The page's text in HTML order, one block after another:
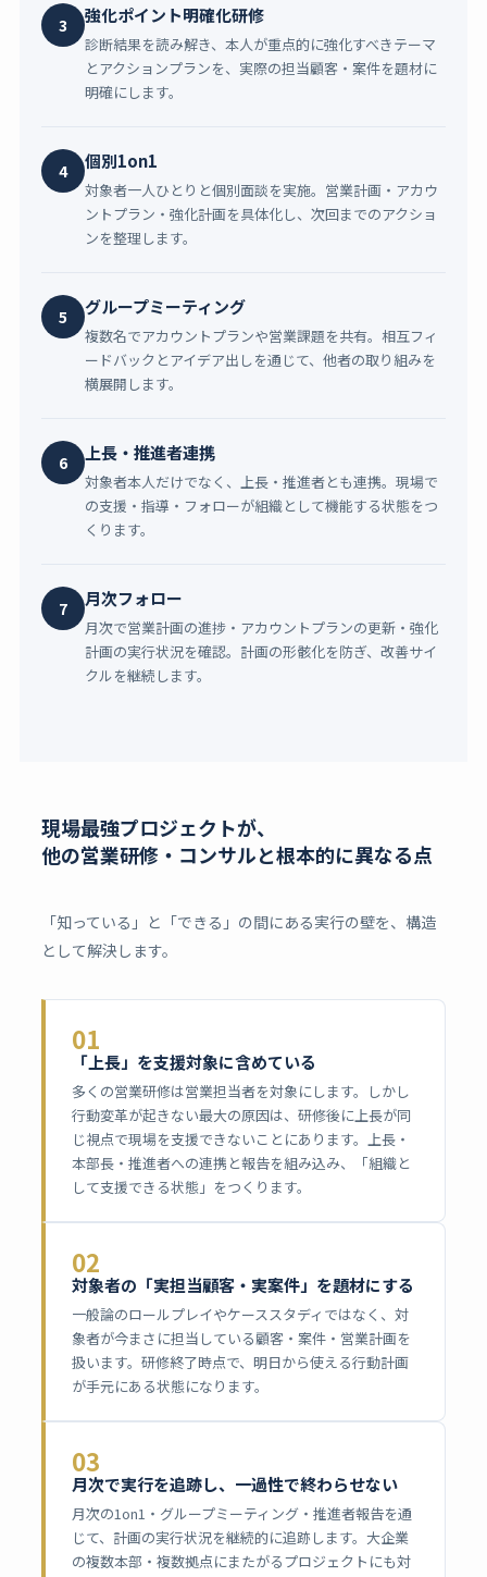
3 強化ポイント明確化研修
診断結果を読み解き、本人が重点的に強化すべきテーマ
とアクションプランを、実際の担当顧客・案件を題材に
明確にします。
4 個別1on1
対象者一人ひとりと個別面談を実施。営業計画・アカウ
ントプラン・強化計画を具体化し、次回までのアクショ
ンを整理します。
5 グループミーティング
複数名でアカウントプランや営業課題を共有。相互フィ
ードバックとアイデア出しを通じて、他者の取り組みを
横展開します。
6 上長・推進者連携
対象者本人だけでなく、上長・推進者とも連携。現場で
の支援・指導・フォローが組織として機能する状態をつ
くります。
7 月次フォロー
月次で営業計画の進捗・アカウントプランの更新・強化
計画の実行状況を確認。計画の形骸化を防ぎ、改善サイ
クルを継続します。
現場最強プロジェクトが、
他の営業研修・コンサルと根本的に異なる点
「知っている」と「できる」の間にある実行の壁を、構造
として解決します。
01
「上長」を支援対象に含めている
多くの営業研修は営業担当者を対象にします。しかし
行動変革が起きない最大の原因は、研修後に上長が同
じ視点で現場を支援できないことにあります。上長・
本部長・推進者への連携と報告を組み込み、「組織と
して支援できる状態」をつくります。
02
対象者の「実担当顧客・実案件」を題材にする
一般論のロールプレイやケーススタディではなく、対
象者が今まさに担当している顧客・案件・営業計画を
扱います。研修終了時点で、明日から使える行動計画
が手元にある状態になります。
03
月次で実行を追跡し、一過性で終わらせない
月次の1on1・グループミーティング・推進者報告を通
じて、計画の実行状況を継続的に追跡します。大企業
の複数本部・複数拠点にまたがるプロジェクトにも対